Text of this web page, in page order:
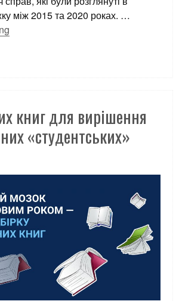
між 2015 та 2020 роках. …
книг для вирішення
«студентських»